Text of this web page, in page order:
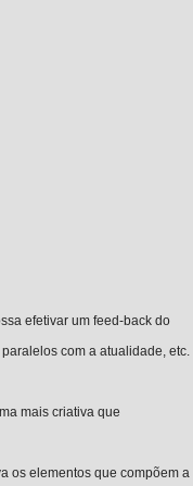
efetivar um feed-back do
com a atualidade, etc.
mais criativa que
os elementos que compõem a